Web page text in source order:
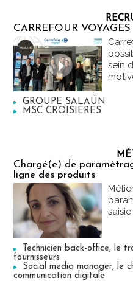
CARREFOUR VOYAGES
sein
GROUPE SALAÜN
MSC CROISIERES
Chargé(e) de
ligne des produits
Technicien back-office, le
fournisseurs
Social media manager, le
communication digitale